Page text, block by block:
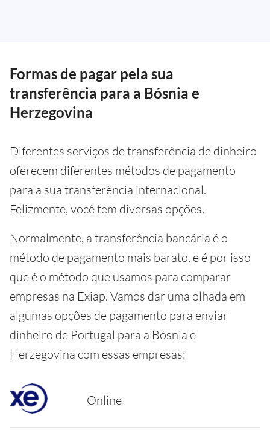
Formas de pagar pela sua
transferência para a Bósnia e
Herzegovina
Diferentes serviços de transferência de dinheiro
oferecem diferentes métodos de pagamento
para a sua transferência internacional.
Felizmente, você tem diversas opções.
Normalmente, a transferência bancária é o
método de pagamento mais barato, e é por isso
que é o método que usamos para comparar
empresas na Exiap. Vamos dar uma olhada em
algumas opções de pagamento para enviar
dinheiro de Portugal para a Bósnia e
Herzegovina com essas empresas:
Online